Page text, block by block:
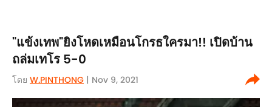
"แข้งเทพ"ยิงโหดเหมือนโกรธใครมา!! เปิดบ้าน
ถล่มเทโร 5-0
โดย W.PINTHONG | Nov 9, 2021